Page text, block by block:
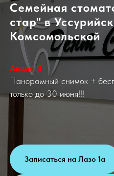
Семейная
стар" в
Комсомольской
Акция!!!
Панорамный снимок +
только до 30 июня!!!
Записаться на Лазо 1а